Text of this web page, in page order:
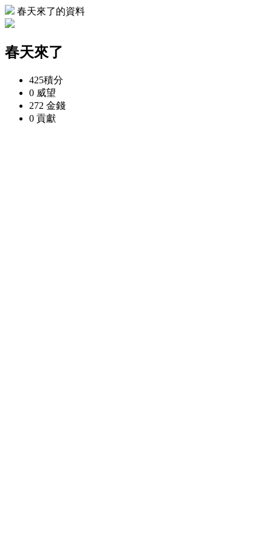
春天來了的資料
春天來了
425積分
0 威望
272 金錢
0 貢獻